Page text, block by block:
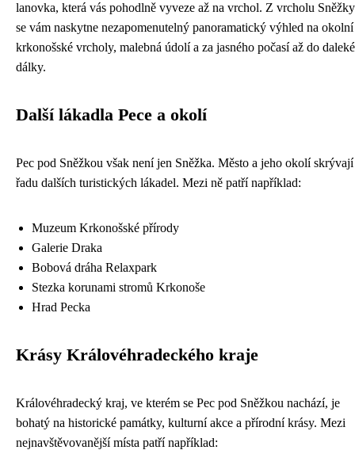
lanovka, která vás pohodlně vyveze až na vrchol. Z vrcholu Sněžky
se vám naskytne nezapomenutelný panoramatický výhled na okolní
krkonošské vrcholy, malebná údolí a za jasného počasí až do daleké
dálky.
Další lákadla Pece a okolí
Pec pod Sněžkou však není jen Sněžka. Město a jeho okolí skrývají
řadu dalších turistických lákadel. Mezi ně patří například:
Muzeum Krkonošské přírody
Galerie Draka
Bobová dráha Relaxpark
Stezka korunami stromů Krkonoše
Hrad Pecka
Krásy Královéhradeckého kraje
Královéhradecký kraj, ve kterém se Pec pod Sněžkou nachází, je
bohatý na historické památky, kulturní akce a přírodní krásy. Mezi
nejnavštěvovanější místa patří například: